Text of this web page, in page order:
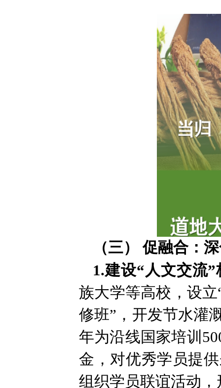
（三） 促融合：
1.建设“人文交流
族大学等高校，设
修班”，开发节水灌
年为沿线国家培训
金，对优秀学员提
组织学员联谊活动